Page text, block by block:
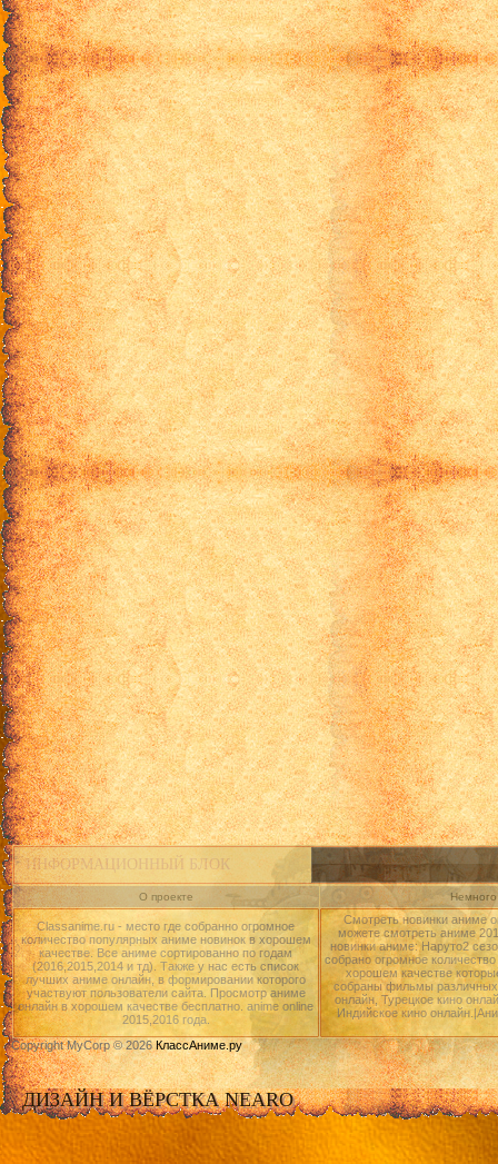
ИНФОРМАЦИОННЫЙ БЛОК
О проекте
Classanime.ru - место где собранно огромное
количество популярных аниме новинок в хорошем
качестве. Все аниме сортированно по годам
(2016,2015,2014 и тд). Также у нас есть список
лучших аниме онлайн, в формировании которого
участвуют пользователи сайта. Просмотр аниме
онлайн в хорошем качестве бесплатно. anime online
2015,2016 года.
Смотреть новинки аниме
можете смотреть аниме
новинки аниме: Наруто2
собрано огромное
хорошем качестве
собраны фильмы различных
онлайн, Турецкое кино
Индийское кино
Copyright MyCorp © 2026КлассАниме.ру
ДИЗАЙН И ВЁРСТКА NEARO